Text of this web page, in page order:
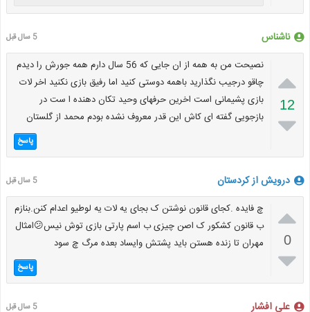
ناشناس 5 سال قبل

12

نصیحت من به همه از ان جایی که 56 سال دارم همه جورش را دیدم
چاقو درجیب نگذارید باهمه دوستی کنید اما رفیق بازی نکنید اخر لات
بازی پشیمانی است اخرین حرفهای وحید تکان دهنده ا ست در
بازجویی گفته ای کاش این قدر معروف نشده بودم محمد از گلستان
پاسخ
درویش از کردستان 5 سال قبل

0

چ فایده .کجای قانون نوشتن ک بجای یه لات یه لوطیو اعدام کنن.بنازم
ب قانون کشکور ک اصن چیزی ب اسم پارتی بازی توش نیس😕امثال
مهران تا زنده هستن باید پشتش وایساد بعده مرگ چ سود
پاسخ
علی افشار 5 سال قبل